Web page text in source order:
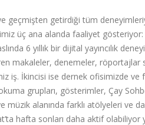
geçmişten getirdiği tüm
üç ana alanda faaliyet
6 yıllık bir dijital yayıncılık
makaleler, denemeler, röportajlar
iş. İkincisi ise dernek ofisimizde
grupları, gösterimler, Çay
alanında farklı atölyeleri ve
hafta sonları daha aktif